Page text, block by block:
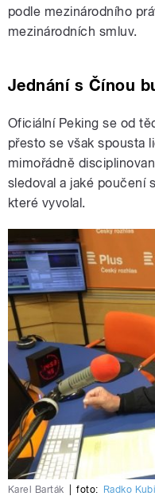
podle mezinárodního
mezinárodních smluv.
Jednání s Čínou
Oficiální Peking se od
přesto se však spousta
mimořádně
sledoval a jaké poučení
které vyvolal.
Karel Barták foto: Radko